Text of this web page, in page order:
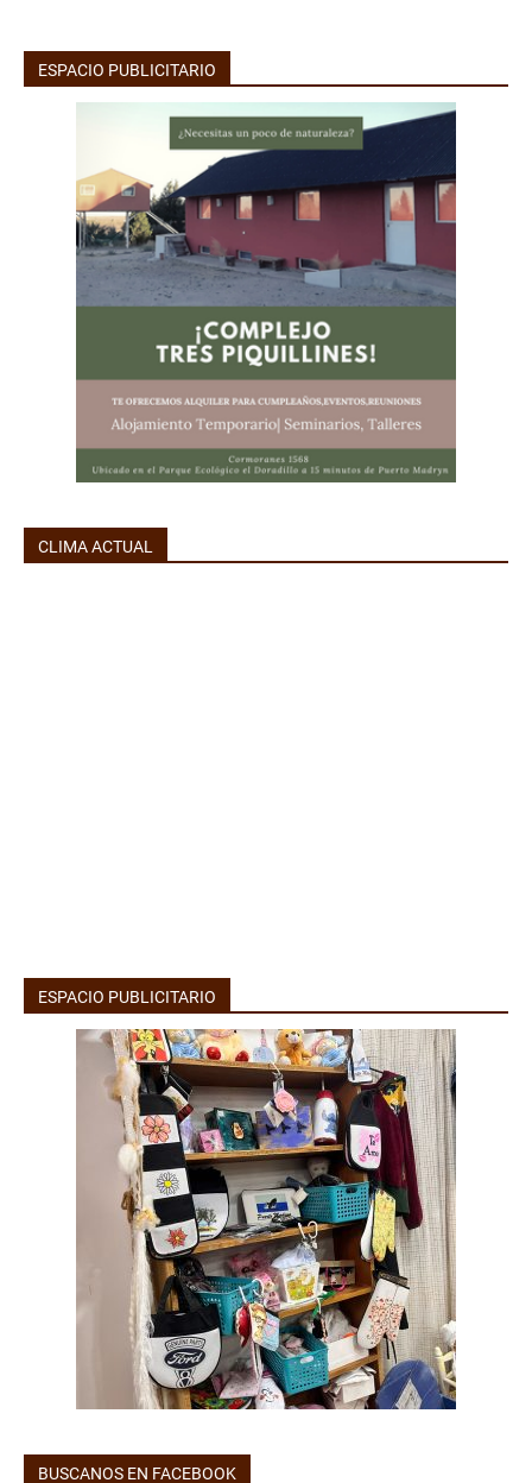
ESPACIO PUBLICITARIO
CLIMA ACTUAL
ESPACIO PUBLICITARIO
BUSCANOS EN FACEBOOK